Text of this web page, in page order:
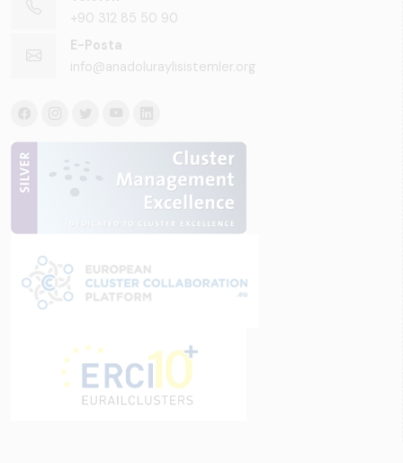
+90 312 85 50 90
E-Posta
info@anadoluraylisistemler.org